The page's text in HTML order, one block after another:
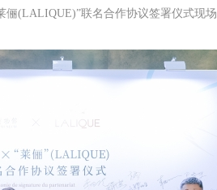
俪(LALIQUE)”联名合作协议签署仪式现场